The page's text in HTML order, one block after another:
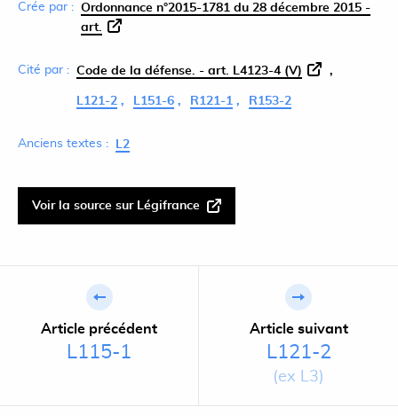
Crée par : Ordonnance n°2015-1781 du 28 décembre 2015 -
art.
Cité par : Code de la défense. - art. L4123-4 (V)
L121-2 L151-6 R121-1 R153-2
Anciens textes : L2
Voir la source sur Légifrance
Article précédent
L115-1
Article suivant
L121-2
(ex L3)